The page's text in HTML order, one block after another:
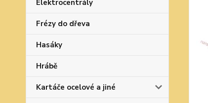
Elektrocentrály
Frézy do dřeva
Hasáky
Hrábě
Kartáče ocelové a jiné